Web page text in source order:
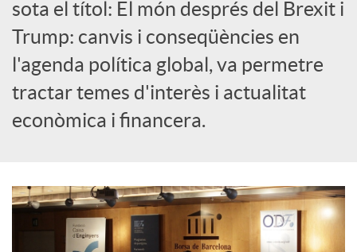
e
c
o
t
sota el títol: El món després del Brexit i
Trump: canvis i conseqüències en
l'agenda política global, va permetre
tractar temes d'interès i actualitat
econòmica i financera.